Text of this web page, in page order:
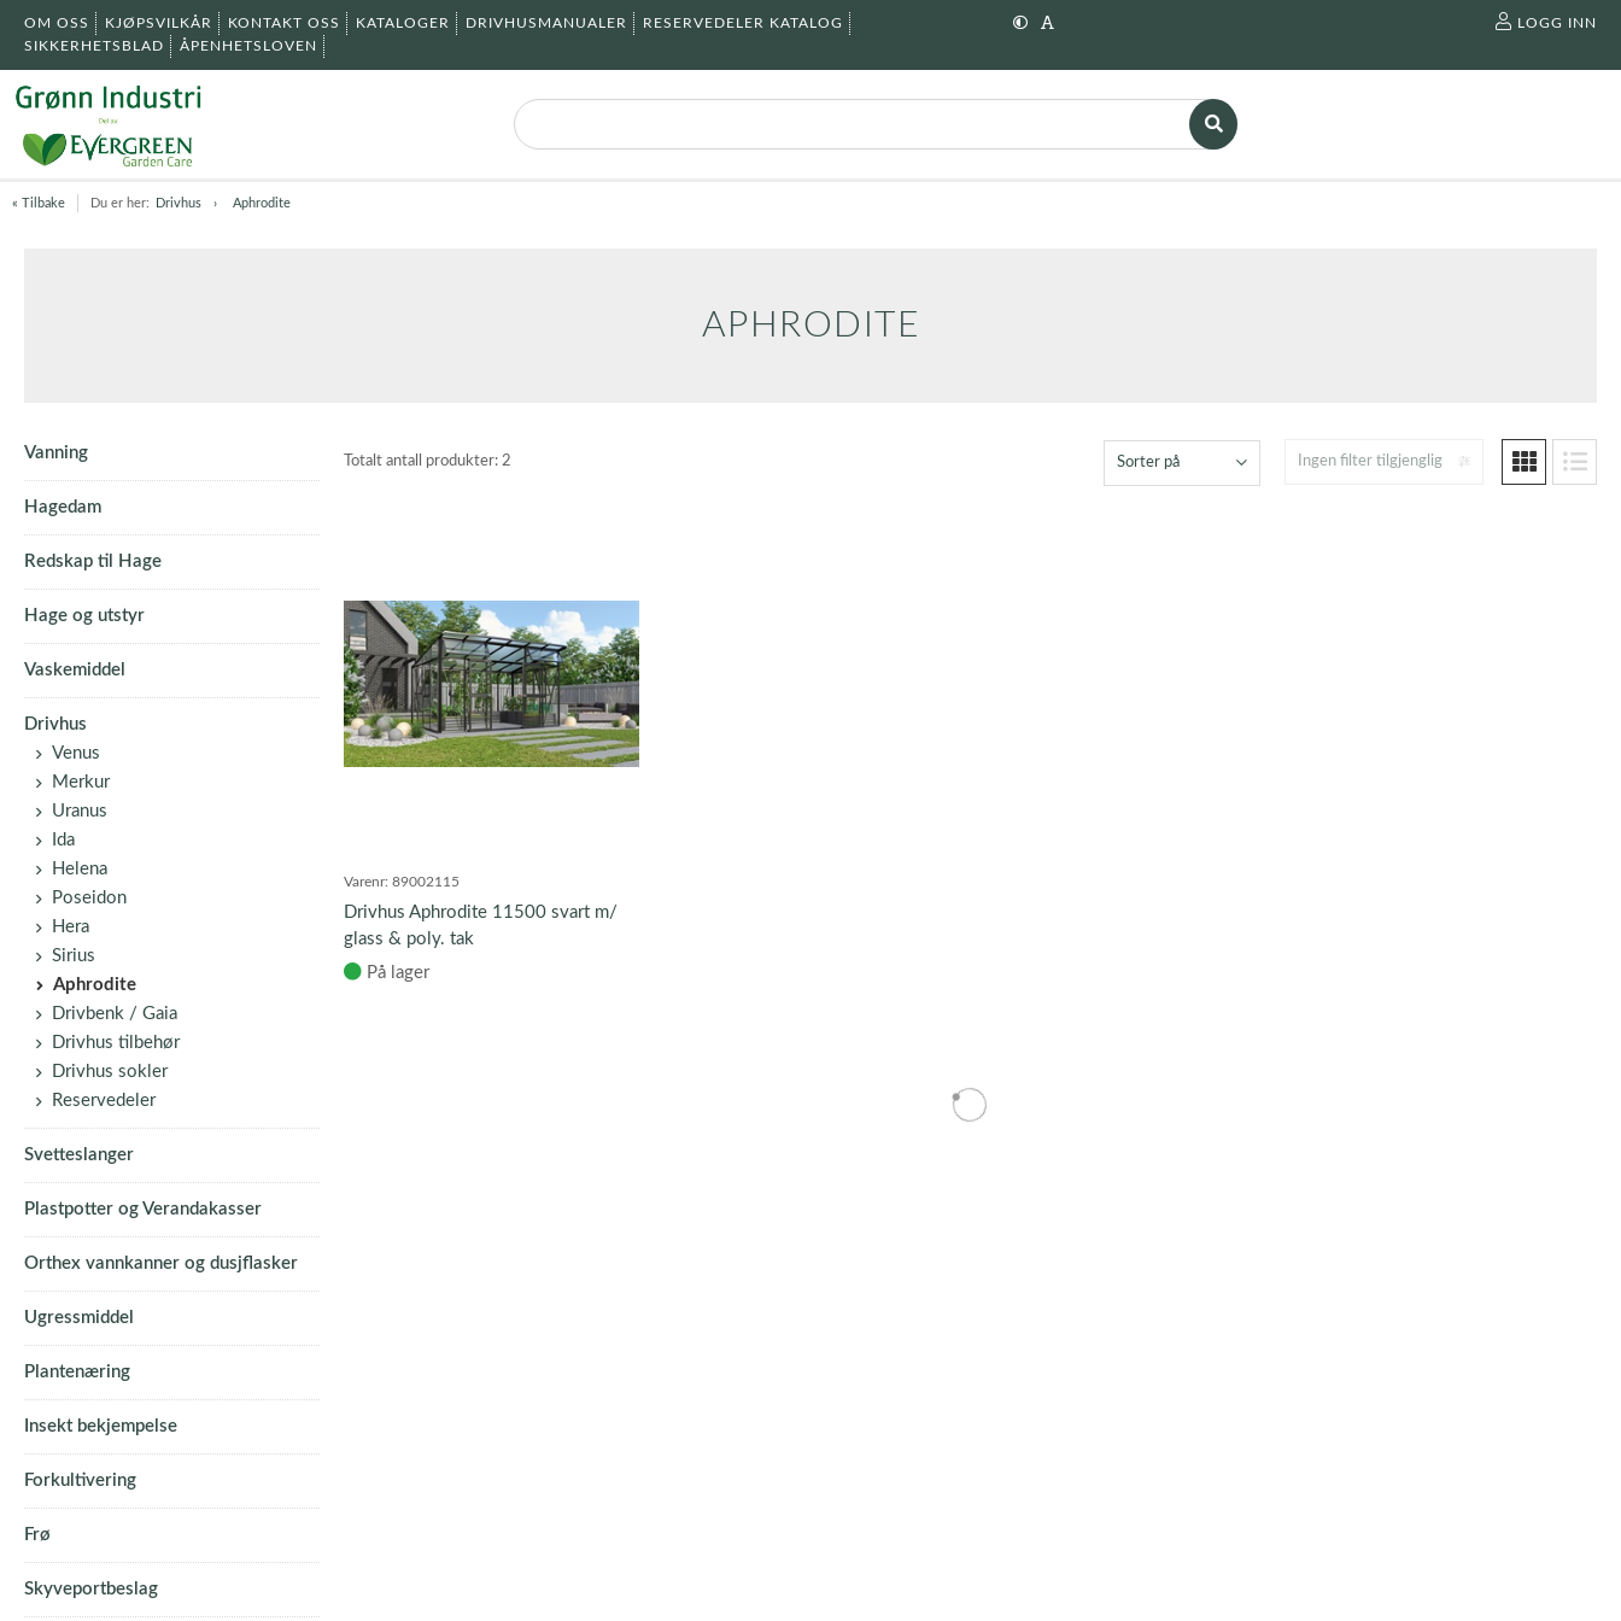
OM OSS KJØPSVILKÅR KONTAKT OSS KATALOGER DRIVHUSMANUALER
RESERVEDELER KATALOG
SIKKERHETSBLAD
ÅPENHETSLOVEN
LOGG INN
« Tilbake Du er her: Drivhus Aphrodite
APHRODITE
Vanning
Hagedam
Redskap til Hage
Hage og utstyr
Vaskemiddel
Drivhus
Venus
Merkur
Uranus
Ida
Helena
Poseidon
Hera
Sirius
Aphrodite
Drivbenk / Gaia
Drivhus tilbehør
Drivhus sokler
Reservedeler
Svetteslanger
Plastpotter og Verandakasser
Orthex vannkanner og dusjflasker
Ugressmiddel
Plantenæring
Insekt bekjempelse
Forkultivering
Frø
Skyveportbeslag
Totalt antall produkter: 2 Ingen filter tilgjenglig
Sorter på
Varenr: 89002115
Drivhus Aphrodite 11500 svart m/
glass & poly. tak
På lager